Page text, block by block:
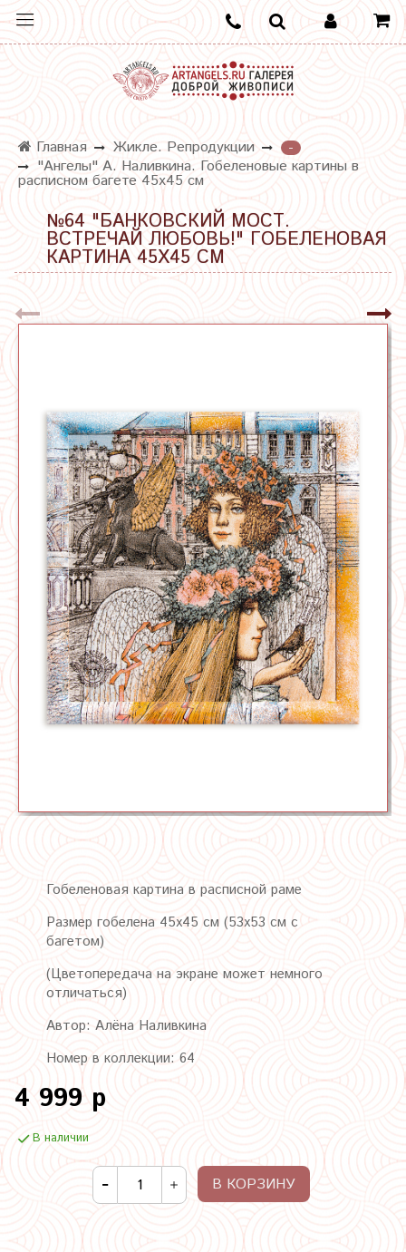
Главная Жикле. Репродукции
-
"Ангелы" А. Наливкина. Гобеленовые картины в
расписном багете 45х45 см
№64 "БАНКОВСКИЙ МОСТ.
ВСТРЕЧАЙ ЛЮБОВЬ!" ГОБЕЛЕНОВАЯ
КАРТИНА 45Х45 СМ
Гобеленовая картина в расписной раме
Размер гобелена 45х45 см (53х53 см с
багетом)
(Цветопередача на экране может немного
отличаться)
Автор: Алёна Наливкина
Номер в коллекции: 64
4 999 р
В наличии
В КОРЗИНУ